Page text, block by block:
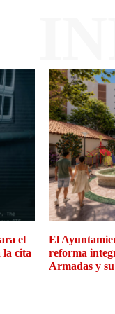
el
la cita
El
reforma
Armadas y